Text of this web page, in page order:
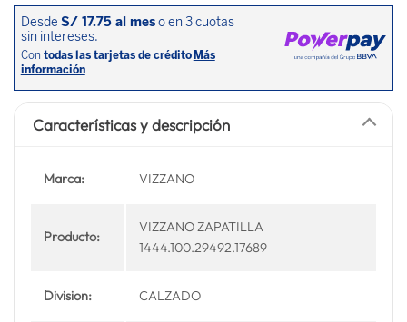
Características y descripción
Marca: VIZZANO
Producto:
VIZZANO ZAPATILLA
1444.100.29492.17689
Division: CALZADO